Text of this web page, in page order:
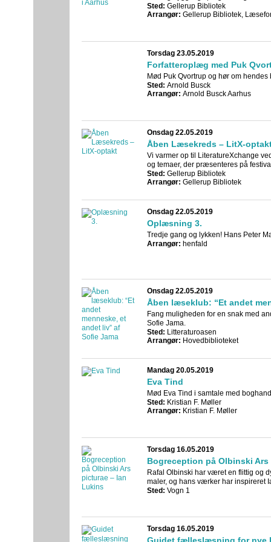
Sted: Gellerup Bibliotek
Arrangør: Gellerup Bibliotek,
Torsdag 23.05.2019
Forfatteroplæg med Puk
Mød Puk Qvortrup og hør om
Sted: Arnold Busck
Arrangør: Arnold Busck Aarhus
Onsdag 22.05.2019
Åben Læsekreds – LitX-
Vi varmer op til LiteratureXchange
og temaer, der præsenteres på
Sted: Gellerup Bibliotek
Arrangør: Gellerup Bibliotek
Onsdag 22.05.2019
Oplæsning 3.
Tredje gang og lykken! Hans Peter
Arrangør: henfald
Onsdag 22.05.2019
Åben læseklub: “Et andet
Fang muligheden for en snak med
Sofie Jama.
Sted: Litteraturoasen
Arrangør: Hovedbiblioteket
Mandag 20.05.2019
Eva Tind
Mød Eva Tind i samtale med
Sted: Kristian F. Møller
Arrangør: Kristian F. Møller
Torsdag 16.05.2019
Bogreception på Olbinski
Rafal Olbinski har været en flittig og
maler, og hans værker har inspireret
Sted: Vogn 1
Torsdag 16.05.2019